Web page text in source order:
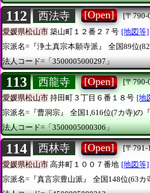
112 西法寺 [Open]
[〒790-
愛媛県松山市 築山町１２番２７号 [地図等]
宗派名=『浄土真宗本願寺派』
全国89位
法人コード=「3500005000297」
113 西龍寺 [Open]
[〒790-
愛媛県松山市 持田町３丁目６番１８号 [地
宗派名=『曹洞宗』
全国1,616位(7カ寺)の『
法人コード=「3500005000306」
114 西林寺 [Open]
[〒791-
愛媛県松山市 高井町１００７番地 [地図等]
宗派名=『真言宗豊山派』
全国148位(63カ